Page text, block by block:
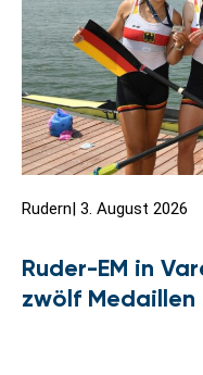
Rudern| 3. August 2026
Ruder-EM in
zwölf Medaillen